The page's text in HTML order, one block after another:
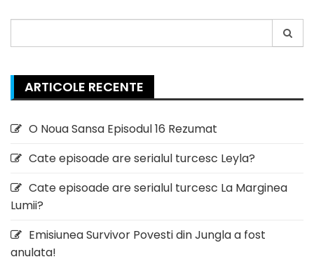
for:
ARTICOLE RECENTE
O Noua Sansa Episodul 16 Rezumat
Cate episoade are serialul turcesc Leyla?
Cate episoade are serialul turcesc La Marginea
Lumii?
Emisiunea Survivor Povesti din Jungla a fost
anulata!